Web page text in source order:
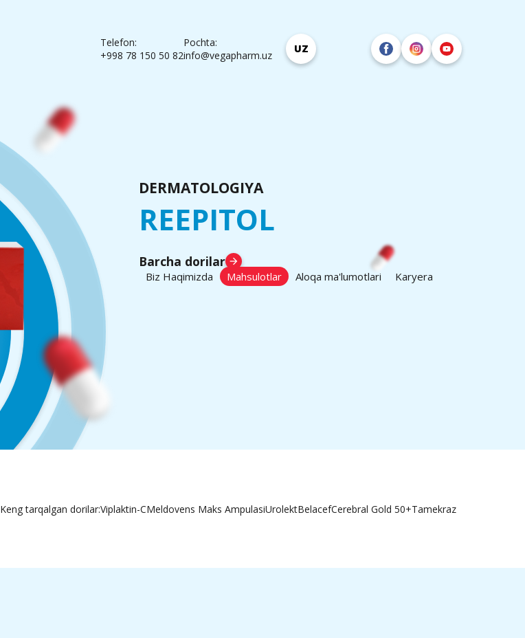
Telefon:
+998 78 150 50 82
Pochta:
info@vegapharm.uz
UZ
DERMATOLOGIYA
REEPITOL
Barcha dorilar arrow_forward
Biz Haqimizda Mahsulotlar Aloqa ma'lumotlari Karyera
Keng tarqalgan dorilar:Viplaktin-CMeldovens Maks AmpulasiUrolektBelacefCerebral Gold 50+Tamekraz